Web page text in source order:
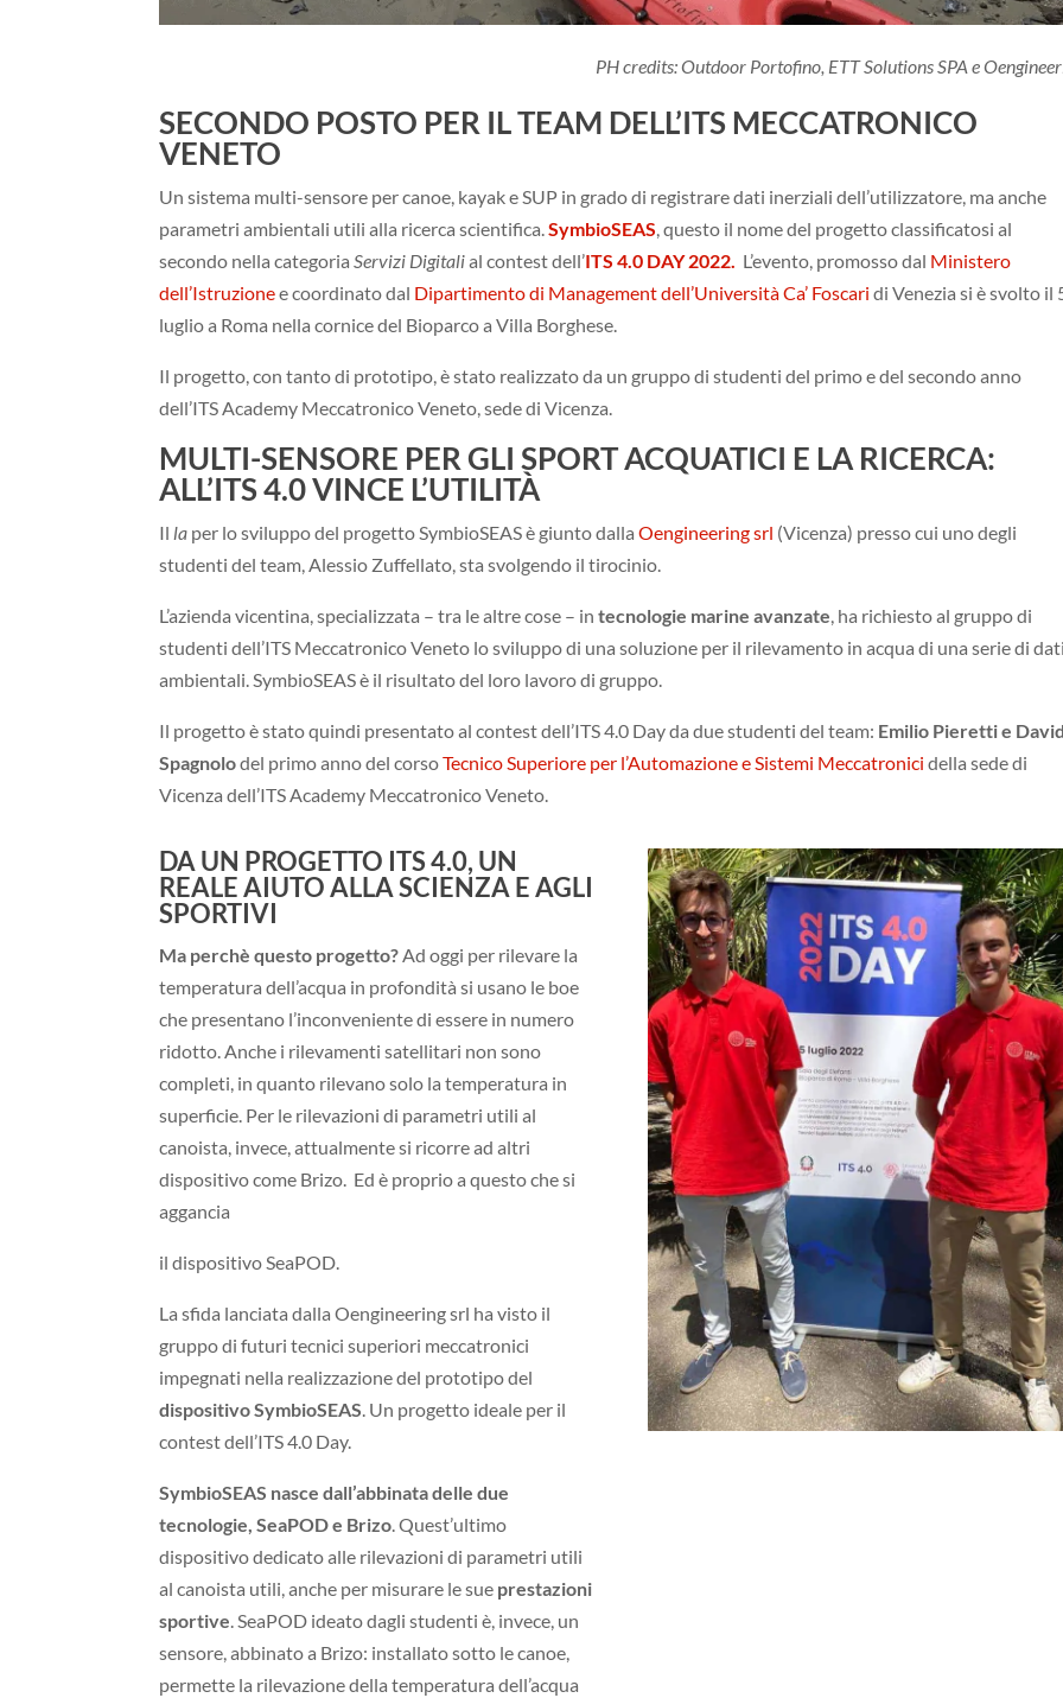
PH credits: Outdoor Portofino, ETT Solutions SPA e
SECONDO POSTO PER IL TEAM DELL’ITS MECCATRONICO
VENETO
Un sistema multi-sensore per canoe, kayak e SUP in grado di registrare dati inerziali dell’utilizzatore, ma anche
parametri ambientali utili alla ricerca scientifica.SymbioSEAS, questo il nome del progetto classificatosi al
secondo nella categoriaServizi Digitalial contest dell’ITS 4.0 DAY 2022. L’evento, promosso dal Ministero
dell’Istruzionee coordinato dal Dipartimento di Management dell’Università Ca’ Foscari di Venezia si è svolto il
luglio a Roma nella cornice del Bioparco a Villa Borghese.
Il progetto, con tanto di prototipo, è stato realizzato da un gruppo di studenti del primo e del secondo anno
dell’ITS Academy Meccatronico Veneto, sede di Vicenza.
MULTI-SENSORE PER GLI SPORT ACQUATICI E LA RICERCA:
ALL’ITS 4.0 VINCE L’UTILITÀ
Il la per lo sviluppo del progetto SymbioSEAS è giunto dallaOengineering srl (Vicenza) presso cui uno degli
studenti del team, Alessio Zuffellato, sta svolgendo il tirocinio.
L’azienda vicentina, specializzata – tra le altre cose – intecnologie marine avanzate, ha richiesto al gruppo di
studenti dell’ITS Meccatronico Veneto lo sviluppo di una soluzione per il rilevamento in acqua di una serie di
ambientali. SymbioSEAS è il risultato del loro lavoro di gruppo.
Il progetto è stato quindi presentato al contest dell’ITS 4.0 Day da due studenti del team: Emilio Pieretti e
Spagnolodel primo anno del corsoTecnico Superiore per l’Automazione e Sistemi Meccatronici della sede di
Vicenza dell’ITS Academy Meccatronico Veneto.
DA UN PROGETTO ITS 4.0, UN
REALE AIUTO ALLA SCIENZA E AGLI
SPORTIVI
Ma perchè questo progetto? Ad oggi per rilevare la
temperatura dell’acqua in profondità si usano le boe
che presentano l’inconveniente di essere in numero
ridotto. Anche i rilevamenti satellitari non sono
completi, in quanto rilevano solo la temperatura in
superficie. Per le rilevazioni di parametri utili al
canoista, invece, attualmente si ricorre ad altri
dispositivo come Brizo. Ed è proprio a questo che si
aggancia
il dispositivo SeaPOD.
La sfida lanciata dalla Oengineering srl ha visto il
gruppo di futuri tecnici superiori meccatronici
impegnati nella realizzazione del prototipo del
dispositivo SymbioSEAS . Un progetto ideale per il
contest dell’ITS 4.0 Day.
SymbioSEAS nasce dall’abbinata delle due
tecnologie, SeaPOD e Brizo . Quest’ultimo
dispositivo dedicato alle rilevazioni di parametri utili
al canoista utili, anche per misurare le sue prestazioni
sportive . SeaPOD ideato dagli studenti è, invece, un
sensore, abbinato a Brizo: installato sotto le canoe,
permette la rilevazione della temperatura dell’acqua